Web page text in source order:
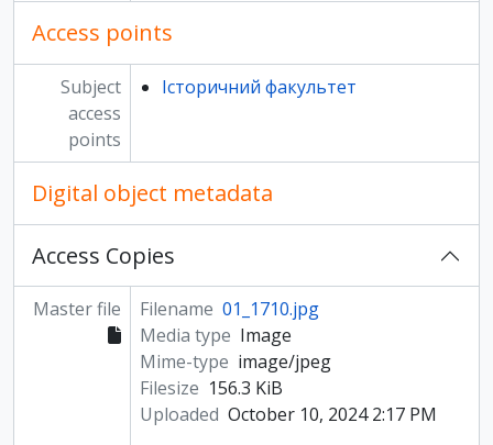
Access points
Subject
access
points
Історичний факультет
Digital object metadata
Access Copies
Master file Filename 01_1710.jpg
Media type Image
Mime-type image/jpeg
Filesize 156.3 KiB
Uploaded October 10, 2024 2:17 PM